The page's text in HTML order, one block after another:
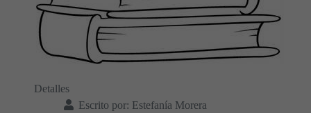
Detalles
Escrito por: Estefanía Morera